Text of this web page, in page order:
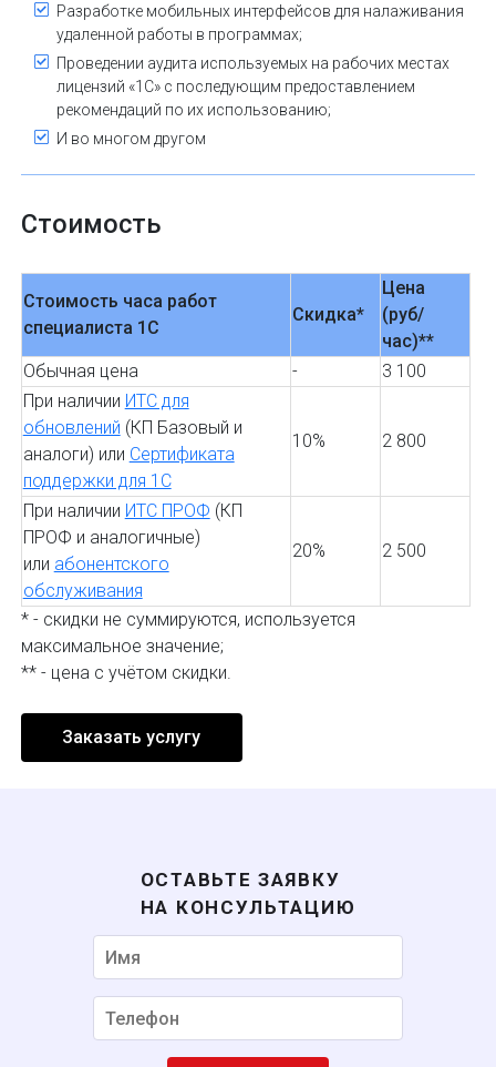
Разработке мобильных интерфейсов для налаживания
удаленной работы в программах;
Проведении аудита используемых на рабочих местах
лицензий «1С» с последующим предоставлением
рекомендаций по их использованию;
И во многом другом
Стоимость
Стоимость часа работ
специалиста 1С
Скидка*
Цена
(руб/
час)**
Обычная цена
-
3 100
При наличии ИТС для
обновлений (КП Базовый и
аналоги) или Сертификата
поддержки для 1С
10% 2 800
При наличии ИТС ПРОФ (КП
ПРОФ и аналогичные)
или абонентского
обслуживания
20% 2 500
* - скидки не суммируются, используется
максимальное значение;
** - цена с учётом скидки.
Заказать услугу
ОСТАВЬТЕ ЗАЯВКУ
НА КОНСУЛЬТАЦИЮ
Некорректный номер